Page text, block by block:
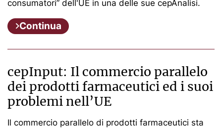
consumatori” dell'UE in una delle sue cepAnalisi.
Continua
cepInput: Il commercio parallelo
dei prodotti farmaceutici ed i suoi
problemi nell’UE
Il commercio parallelo di prodotti farmaceutici sta